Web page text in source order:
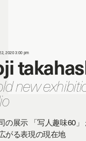
2020 3:00 pm
new
の展示 「写人趣味60
がる表現の現在地